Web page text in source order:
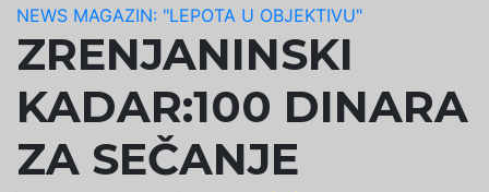
NEWS MAGAZIN: "LEPOTA U OBJEKTIVU"
ZRENJANINSKI
KADAR:100 DINARA
ZA SEČANJE